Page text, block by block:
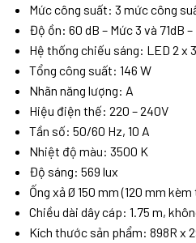
Mức công suất: 3 mức công
Độ ồn: 60 dB – Mức 3 và 71dB
Hệ thống chiếu sáng: LED 2 x
Tổng công suất: 146 W
Nhãn năng lượng: A
Hiệu điện thế: 220 – 240V
Tần số: 50/60 Hz, 10 A
Nhiệt độ màu: 3500 K
Độ sáng: 569 lux
Ống xả Ø 150 mm (120 mm
Chiều dài dây cáp: 1.75 m,
Kích thước sản phẩm: 898R x